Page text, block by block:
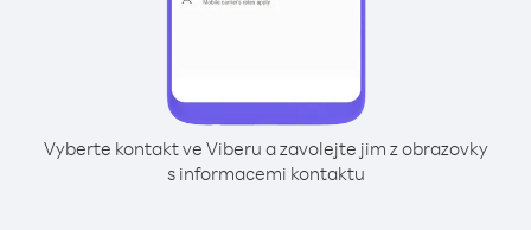
Vyberte kontakt ve Viberu a zavolejte jim z obrazovky
s informacemi kontaktu